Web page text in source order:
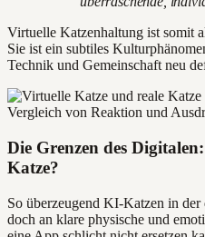
Virtuelle Katzenhaltung ist somit
Sie ist ein subtiles
Technik und Gemeinschaft neu
Die Grenzen des
Katze?
So überzeugend KI-Katzen in
doch an klare physische und